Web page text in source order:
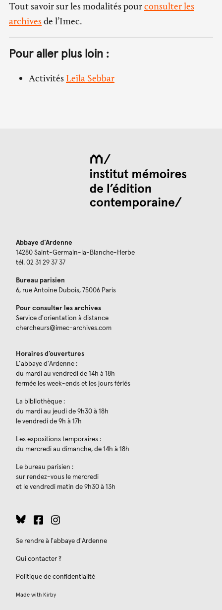
Tout savoir sur les modalités pourconsulter les
archivesde l’Imec.
Pour aller plus loin :
Activités Leïla Sebbar
Abbaye d’Ardenne
14280 Saint-Germain-la-Blanche-Herbe
tél. 02 31 29 37 37
Bureau parisien
6, rue Antoine Dubois, 75006 Paris
Pour consulter les archives
Service d'orientation à distance
chercheurs@imec-archives.com
Horaires d’ouvertures
L’abbaye d'Ardenne :
du mardi au vendredi de 14h à 18h
fermée les week-ends et les jours fériés
La bibliothèque :
du mardi au jeudi de 9h30 à 18h
le vendredi de 9h à 17h
Les expositions temporaires :
du mercredi au dimanche, de 14h à 18h
Le bureau parisien :
sur rendez-vous le mercredi
et le vendredi matin de 9h30 à 13h
Se rendre à l'abbaye d'Ardenne
Qui contacter ?
Politique de confidentialité
Made with Kirby